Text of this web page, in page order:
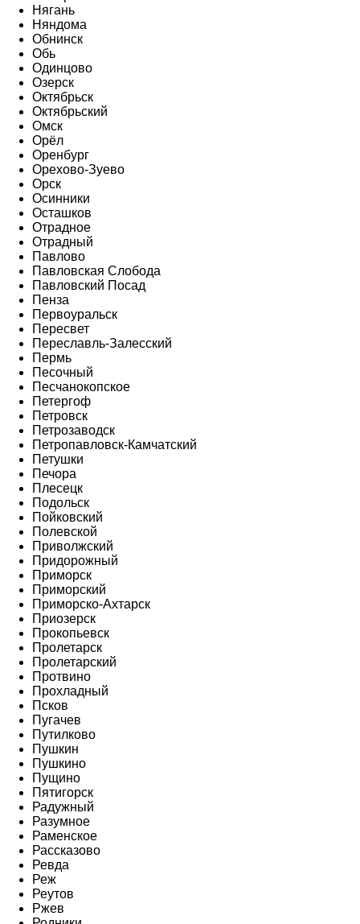
Нягань
Няндома
Обнинск
Обь
Одинцово
Озерск
Октябрьск
Октябрьский
Омск
Орёл
Оренбург
Орехово-Зуево
Орск
Осинники
Осташков
Отрадное
Отрадный
Павлово
Павловская Слобода
Павловский Посад
Пенза
Первоуральск
Пересвет
Переславль-Залесский
Пермь
Песочный
Песчанокопское
Петергоф
Петровск
Петрозаводск
Петропавловск-Камчатский
Петушки
Печора
Плесецк
Подольск
Пойковский
Полевской
Приволжский
Придорожный
Приморск
Приморский
Приморско-Ахтарск
Приозерск
Прокопьевск
Пролетарск
Пролетарский
Протвино
Прохладный
Псков
Пугачев
Путилково
Пушкин
Пушкино
Пущино
Пятигорск
Радужный
Разумное
Раменское
Рассказово
Ревда
Реж
Реутов
Ржев